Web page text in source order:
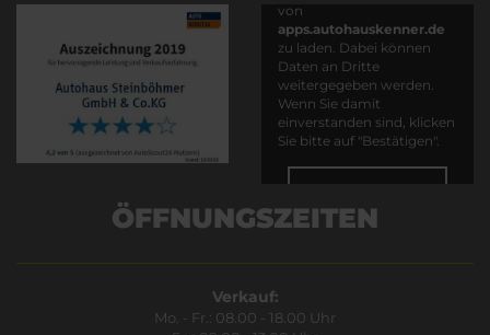
von
apps.autohauskenner.de
zu laden. Dabei können
Daten an Dritte
weitergegeben werden.
Wenn Sie damit
einverstanden sind, klicken
Sie bitte auf "Bestätigen".
ÖFFNUNGSZEITEN
Verkauf:
Mo. - Fr.: 08.00 - 18.00 Uhr